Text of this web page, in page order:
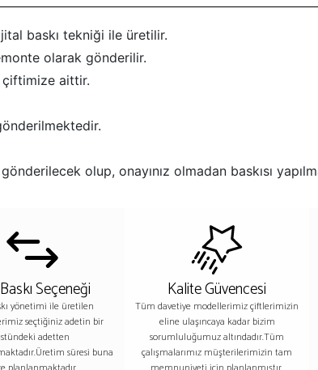
baskı tekniği ile üretilir.
olarak gönderilir.
çiftimize aittir.
olup, onayınız olmadan baskısı
Seçeneği
yönetimi ile üretilen
seçtiğiniz adetin bir
adetten
süresi buna
Kalite Güvencesi
Tüm davetiye modellerimiz çiftlerimizin
eline ulaşıncaya kadar bizim
sorumluluğumuz altındadır.Tüm
çalışmalarımız müşterilerimizin tam